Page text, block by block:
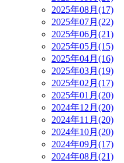
2025年08月(17)
2025年07月(22)
2025年06月(21)
2025年05月(15)
2025年04月(16)
2025年03月(19)
2025年02月(17)
2025年01月(20)
2024年12月(20)
2024年11月(20)
2024年10月(20)
2024年09月(17)
2024年08月(21)